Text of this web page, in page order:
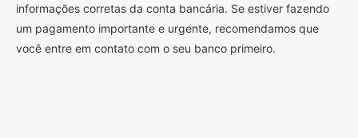
informações corretas da conta bancária. Se estiver fazendo
um pagamento importante e urgente, recomendamos que
você entre em contato com o seu banco primeiro.